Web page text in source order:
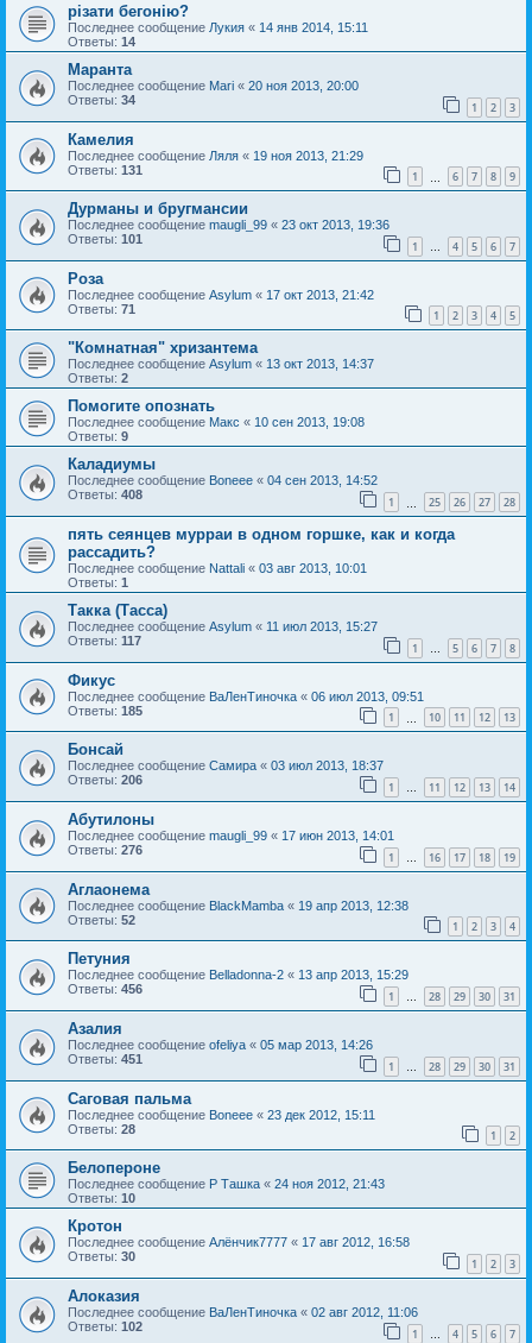
різати бегонію?
Последнее сообщение Лукия « 14 янв 2014, 15:11
Ответы: 14
Маранта
Последнее сообщение Mari « 20 ноя 2013, 20:00
Ответы: 34 1 2 3
Камелия
Последнее сообщение Ляля « 19 ноя 2013, 21:29
Ответы: 131 1 6 7 8 9
Дурманы и бругмансии
Последнее сообщение maugli_99 « 23 окт 2013, 19:36
Ответы: 101 1 … 4 5 6 7
Роза
Последнее сообщение Asylum « 17 окт 2013, 21:42
Ответы: 71 1 2 3 4 5
"Комнатная" хризантема
Последнее сообщение Asylum « 13 окт 2013, 14:37
Ответы: 2
Помогите опознать
Последнее сообщение Макс « 10 сен 2013, 19:08
Ответы: 9
Каладиумы
Последнее сообщение Boneee « 04 сен 2013, 14:52
Ответы: 408 1 25 26 27 28
пять сеянцев мурраи в одном горшке, как и когда
рассадить?
Последнее сообщение Nattali « 03 авг 2013, 10:01
Ответы: 1
Такка (Тасса)
Последнее сообщение Asylum « 11 июл 2013, 15:27
Ответы: 117 1 … 5 6 7 8
Фикус
Последнее сообщение ВаЛенТиночка « 06 июл 2013, 09:51
Ответы: 185 1 10 11 12 13
Бонсай
Последнее сообщение Самира « 03 июл 2013, 18:37
Ответы: 206 1 … 11 12 13 14
Абутилоны
Последнее сообщение maugli_99 « 17 июн 2013, 14:01
Ответы: 276 1 … 16 17 18 19
Аглаонема
Последнее сообщение BlackMamba « 19 апр 2013, 12:38
Ответы: 52 1 2 3 4
Петуния
Последнее сообщение Belladonna-2 « 13 апр 2013, 15:29
Ответы: 456 1 … 28 29 30 31
Азалия
Последнее сообщение ofeliya « 05 мар 2013, 14:26
Ответы: 451 1 … 28 29 30 31
Саговая пальма
Последнее сообщение Boneee « 23 дек 2012, 15:11
Ответы: 28 1 2
Белопероне
Последнее сообщение Р Ташка « 24 ноя 2012, 21:43
Ответы: 10
Кротон
Последнее сообщение Алёнчик7777 « 17 авг 2012, 16:58
Ответы: 30 1 2 3
Алоказия
Последнее сообщение ВаЛенТиночка « 02 авг 2012, 11:06
Ответы: 102 1 4 5 6 7